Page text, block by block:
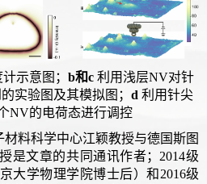
示意图； b和c 利用浅层NV对针
实验图及其模拟图； d利用针尖
NV的电荷态进行调控
料科学中心江颖教授与德国斯图
是文章的共同通讯作者；2014级
大学物理学院博士后）和2016级